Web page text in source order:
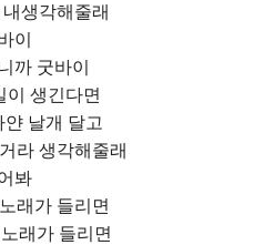
생각해줄래
이
까 굿바이
이 생긴다면
얀 날개 달고
라 생각해줄래
봐
래가 들리면
래가 들리면